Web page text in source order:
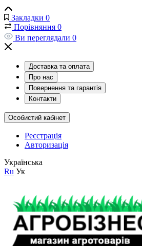
Закладки 0
Порівняння 0
Ви переглядали 0
Доставка та оплата
Про нас
Повернення та гарантія
Контакти
Особистий кабінет
Реєстрація
Авторизація
Українська
Ru Ук